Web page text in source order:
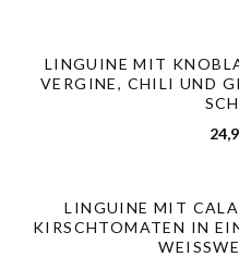
LINGUINE MIT
VERGINE, CHILI UND
LINGUINE MIT
KIRSCHTOMATEN IN